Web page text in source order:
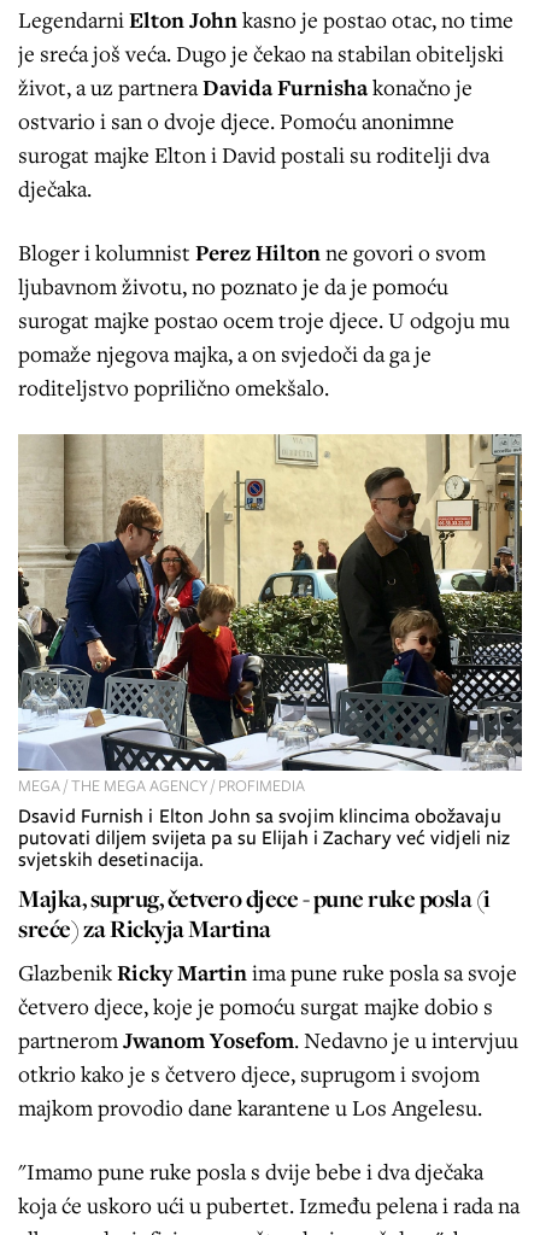
LegendarniElton Johnkasno je postao otac, no time
je sreća još veća. Dugo je čekao na stabilan obiteljski
život, a uz partneraDavida Furnishakonačno je
ostvario i san o dvoje djece. Pomoću anonimne
surogat majke Elton i David postali su roditelji dva
dječaka.
Bloger i kolumnist Perez Hiltonne govori o svom
ljubavnom životu, no poznato je da je pomoću
surogat majke postao ocem troje djece. U odgoju mu
pomaže njegova majka, a on svjedoči da ga je
roditeljstvo poprilično omekšalo.
MEGA / THE MEGA AGENCY / PROFIMEDIA
Dsavid Furnish i Elton John sa svojim klincima obožavaju
putovati diljem svijeta pa su Elijah i Zachary već vidjeli niz
svjetskih desetinacija.
Majka, suprug, četvero djece - pune ruke posla (i
sreće) za Rickyja Martina
GlazbenikRicky Martin ima pune ruke posla sa svoje
četvero djece, koje je pomoću surgat majke dobio s
partnerom Jwanom Yosefom. Nedavno je u intervjuu
otkrio kako je s četvero djece, suprugom i svojom
majkom provodio dane karantene u Los Angelesu.
"Imamo pune ruke posla s dvije bebe i dva dječaka
koja će uskoro ući u pubertet. Između pelena i rada na